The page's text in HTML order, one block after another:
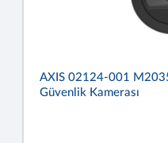
AXIS 02124-001
Güvenlik Kamerası